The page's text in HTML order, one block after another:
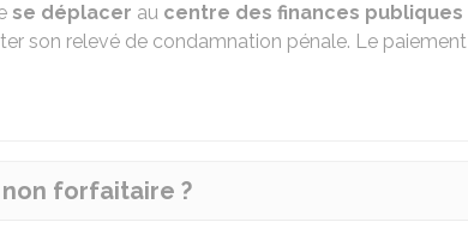
se déplacer au centre des finances publiques
son relevé de condamnation pénale. Le paiement
forfaitaire ?